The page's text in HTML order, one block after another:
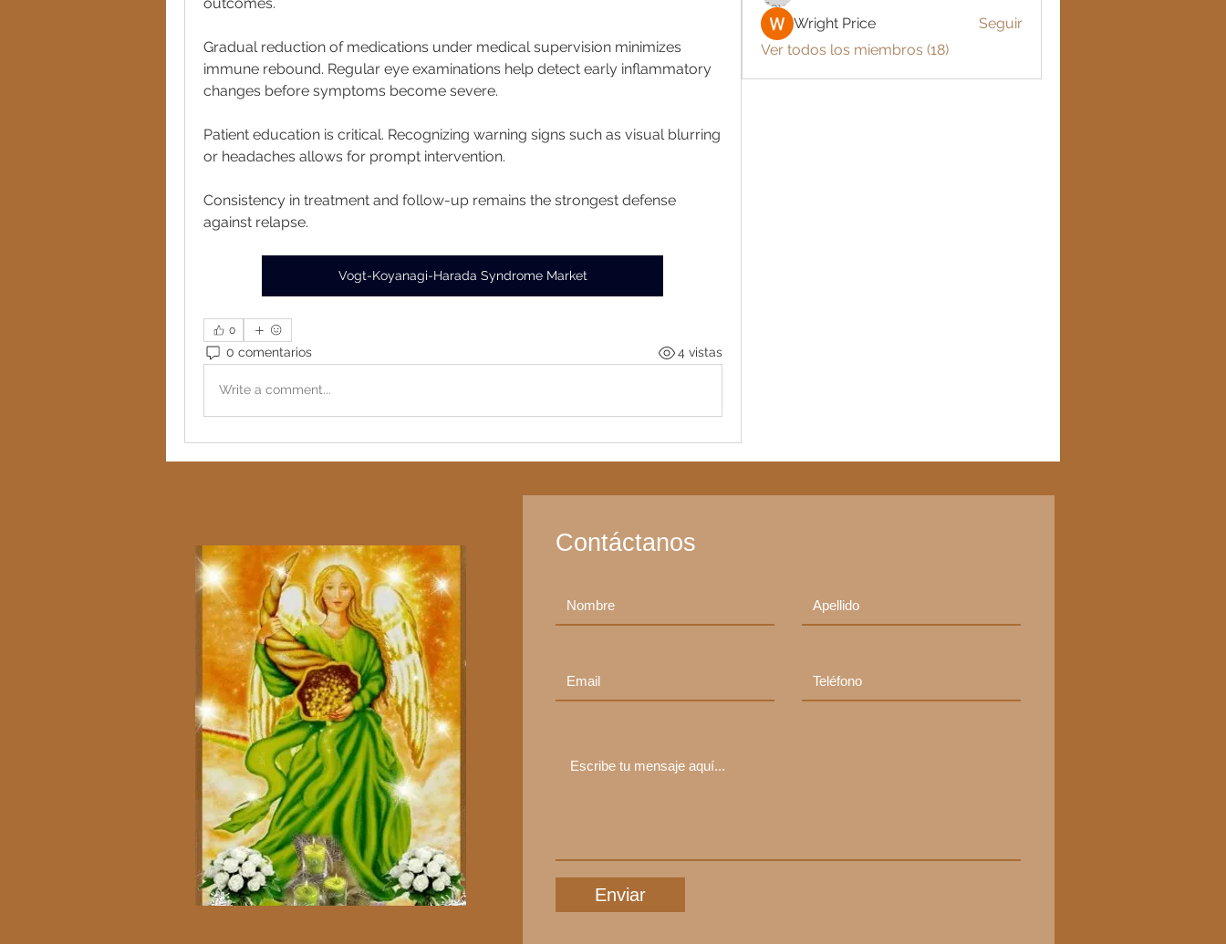
Gradual reduction of medications under medical supervision minimizes
immune rebound. Regular eye examinations help detect early inflammatory
changes before symptoms become severe.
Patient education is critical. Recognizing warning signs such as visual blurring
or headaches allows for prompt intervention.
Consistency in treatment and follow-up remains the strongest defense
against relapse.
Vogt-Koyanagi-Harada Syndrome Market
0
0 comentarios 4 vistas
Write a comment...
Wright Price
Seguir
Ver todos los miembros (18)
Contáctanos
Enviar